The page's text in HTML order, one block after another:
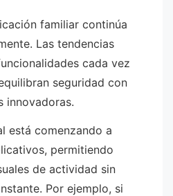
familiar continúa
Las tendencias
cada vez
seguridad con
innovadoras.
está comenzando a
permitiendo
de actividad sin
Por ejemplo, si